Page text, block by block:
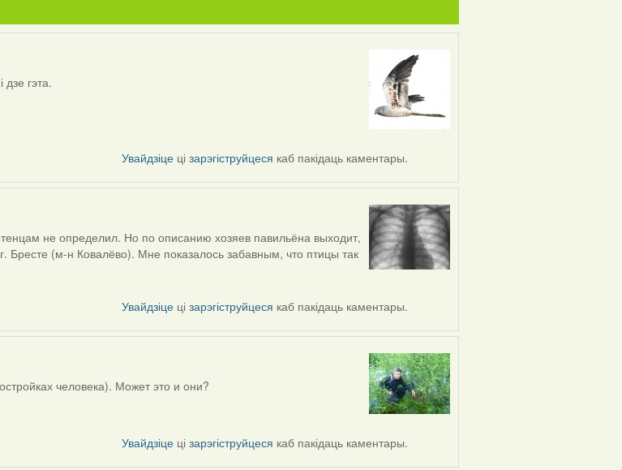
гэта.
Увайдзіце цізарэгіструйцеся каб пакідаць каментары.
не определил. Но по описанию хозяев павильёна выходит,
Бресте (м-н Ковалёво). Мне показалось забавным, что птицы так
Увайдзіце цізарэгіструйцеся каб пакідаць каментары.
человека). Может это и они?
Увайдзіце цізарэгіструйцеся каб пакідаць каментары.